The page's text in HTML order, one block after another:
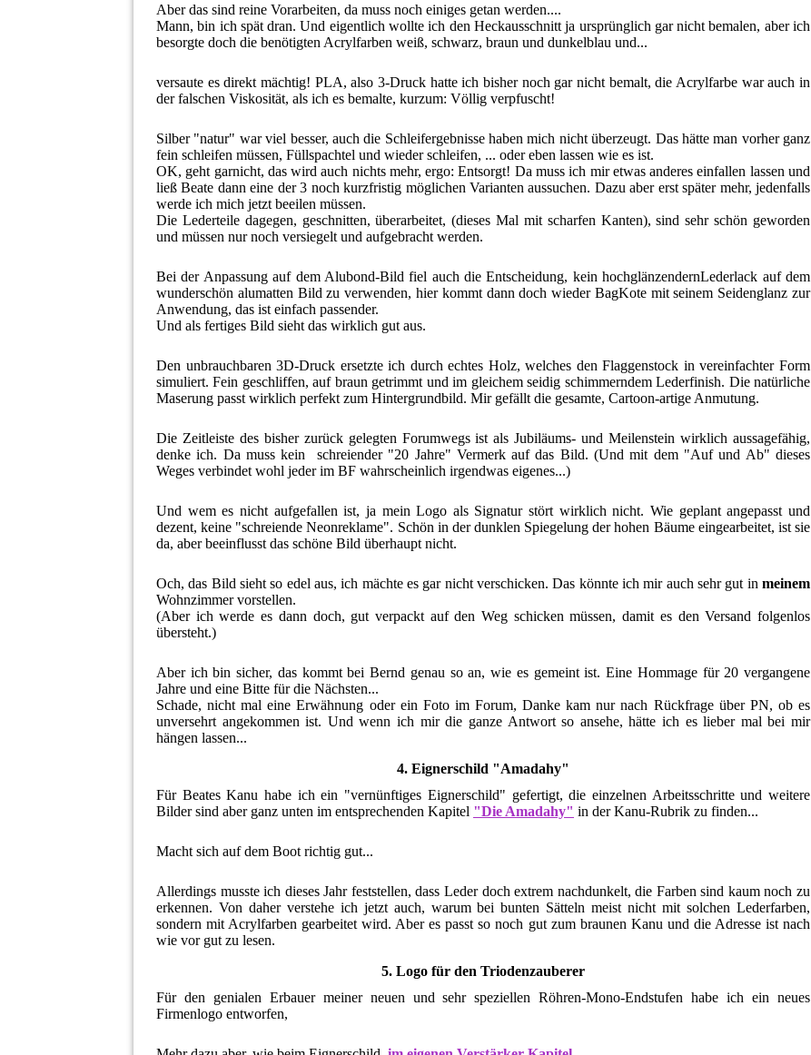
Aber das sind reine Vorarbeiten, da muss noch einiges getan werden....
Mann, bin ich spät dran. Und eigentlich wollte ich den Heckausschnitt ja ursprünglich gar nicht bemalen, aber ich
besorgte doch die benötigten Acrylfarben weiß, schwarz, braun und dunkelblau und...
versaute es direkt mächtig! PLA, also 3-Druck hatte ich bisher noch gar nicht bemalt, die Acrylfarbe war auch in
der falschen Viskosität, als ich es bemalte, kurzum: Völlig verpfuscht!
Silber "natur" war viel besser, auch die Schleifergebnisse haben mich nicht überzeugt. Das hätte man vorher ganz
fein schleifen müssen, Füllspachtel und wieder schleifen, ... oder eben lassen wie es ist.
OK, geht garnicht, das wird auch nichts mehr, ergo: Entsorgt! Da muss ich mir etwas anderes einfallen lassen und
ließ Beate dann eine der 3 noch kurzfristig möglichen Varianten aussuchen. Dazu aber erst später mehr, jedenfalls
werde ich mich jetzt beeilen müssen.
Die Lederteile dagegen, geschnitten, überarbeitet, (dieses Mal mit scharfen Kanten), sind sehr schön geworden
und müssen nur noch versiegelt und aufgebracht werden.
Bei der Anpassung auf dem Alubond-Bild fiel auch die Entscheidung, kein hochglänzendernLederlack auf dem
wunderschön alumatten Bild zu verwenden, hier kommt dann doch wieder BagKote mit seinem Seidenglanz zur
Anwendung, das ist einfach passender.
Und als fertiges Bild sieht das wirklich gut aus.
Den unbrauchbaren 3D-Druck ersetzte ich durch echtes Holz, welches den Flaggenstock in vereinfachter Form
simuliert. Fein geschliffen, auf braun getrimmt und im gleichem seidig schimmerndem Lederfinish. Die natürliche
Maserung passt wirklich perfekt zum Hintergrundbild. Mir gefällt die gesamte, Cartoon-artige Anmutung.
Die Zeitleiste des bisher zurück gelegten Forumwegs ist als Jubiläums- und Meilenstein wirklich aussagefähig,
denke ich. Da muss kein schreiender "20 Jahre" Vermerk auf das Bild. (Und mit dem "Auf und Ab" dieses
Weges verbindet wohl jeder im BF wahrscheinlich irgendwas eigenes...)
Und wem es nicht aufgefallen ist, ja mein Logo als Signatur stört wirklich nicht. Wie geplant angepasst und
dezent, keine "schreiende Neonreklame". Schön in der dunklen Spiegelung der hohen Bäume eingearbeitet, ist sie
da, aber beeinflusst das schöne Bild überhaupt nicht.
Och, das Bild sieht so edel aus, ich mächte es gar nicht verschicken. Das könnte ich mir auch sehr gut in meinem
Wohnzimmer vorstellen.
(Aber ich werde es dann doch, gut verpackt auf den Weg schicken müssen, damit es den Versand folgenlos
übersteht.)
Aber ich bin sicher, das kommt bei Bernd genau so an, wie es gemeint ist. Eine Hommage für 20 vergangene
Jahre und eine Bitte für die Nächsten...
Schade, nicht mal eine Erwähnung oder ein Foto im Forum, Danke kam nur nach Rückfrage über PN, ob es
unversehrt angekommen ist. Und wenn ich mir die ganze Antwort so ansehe, hätte ich es lieber mal bei mir
hängen lassen...
4. Eignerschild "Amadahy"
Für Beates Kanu habe ich ein "vernünftiges Eignerschild" gefertigt, die einzelnen Arbeitsschritte und weitere
Bilder sind aber ganz unten im entsprechenden Kapitel "Die Amadahy" in der Kanu-Rubrik zu finden...
Macht sich auf dem Boot richtig gut...
Allerdings musste ich dieses Jahr feststellen, dass Leder doch extrem nachdunkelt, die Farben sind kaum noch zu
erkennen. Von daher verstehe ich jetzt auch, warum bei bunten Sätteln meist nicht mit solchen Lederfarben,
sondern mit Acrylfarben gearbeitet wird. Aber es passt so noch gut zum braunen Kanu und die Adresse ist nach
wie vor gut zu lesen.
5. Logo für den Triodenzauberer
Für den genialen Erbauer meiner neuen und sehr speziellen Röhren-Mono-Endstufen habe ich ein neues
Firmenlogo entworfen,